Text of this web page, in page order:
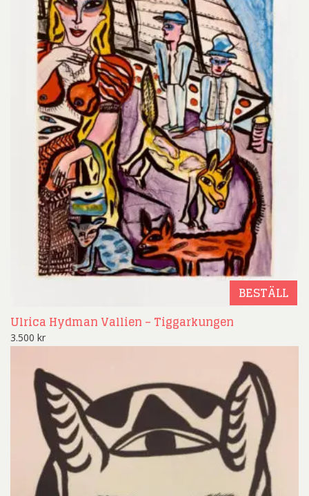
BESTÄLL
Ulrica Hydman Vallien – Tiggarkungen
3.500 kr